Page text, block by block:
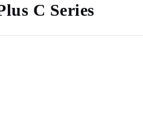
C Series